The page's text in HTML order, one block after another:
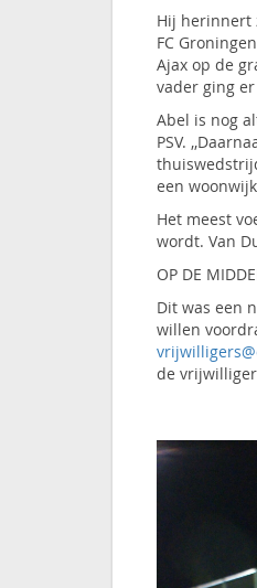
Hij herinnert
FC
Ajax op de
vader ging er
Abel is nog
PSV.
een
Het meest
wordt. Van
OP DE
Dit was een
willen
de